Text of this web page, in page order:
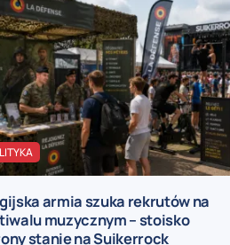
armia szuka rekrutów na
muzycznym – stoisko
stanie na Suikerrock